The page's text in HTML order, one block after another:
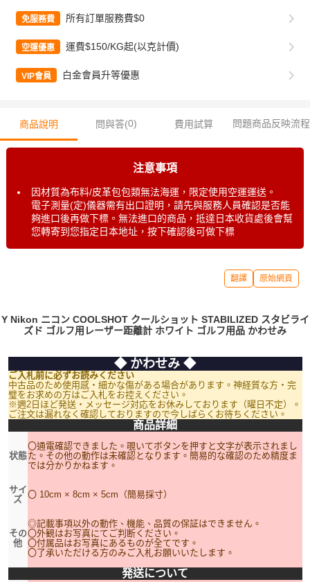
免服務費 所有訂單服務費$0
空運優惠 運費$150/KG起(以克計價)
VIP會員 白金會員升等優惠
商品說明 問與答(0) 費用試算 問題商品反映流程
注意事項
因材質為布料/皮革包包類無法海運，限定使用空運運送。
電子測量(定)儀器需有出口證明，請先與服務人員確認是否能
夠進口後再做下標。無法進口的商品，抵達日本收貨處後會幫
您轉寄到您指定日本地址，按下確認後可做下標
翻譯 原始網頁
Y Nikon ニコン COOLSHOT クールショット STABILIZED スタビライ
ズド ゴルフ用レーザー距離計 ホワイト ゴルフ用品 かわせみ
◆ かわせみ ◆
ご入札前に必ずお読みください
中古品のため使用感・細かな傷がある場合があります。神経質な方・完
璧をお求めの方はご入札をお控えください。
※週2日ほど発送・メッセージ対応をお休みしております（曜日不定）。
ご注文は漏れなく確認しておりますので今しばらくお待ちください。
商品詳細
状態
〇通電確認できました。覗いてボタンを押すと文字が表示されまし
た。その他の動作は未確認となります。簡易的な確認のため精度ま
では分かりかねます。
サイ
ズ 〇 10cm × 8cm × 5cm（簡易採寸）
その
他
◎記載事項以外の動作、機能、品質の保証はできません。
〇外観はお写真にてご判断ください。
〇付属品はお写真にあるものが全てです。
〇了承いただける方のみご入札お願いいたします。
発送について